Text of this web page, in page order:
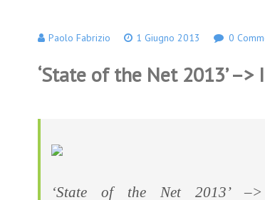
Paolo Fabrizio 1 Giugno 2013 0
‘State of the Net 2013’
‘State of the Net 2013’